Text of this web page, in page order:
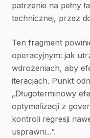
patrzenie na pełny
technicznej, przez
Ten fragment
operacyjnym: jak
wdrożeniach, aby
iteracjach. Punkt
„Długoterminowy
optymalizacji z
kontroli regresji
usprawni...”.